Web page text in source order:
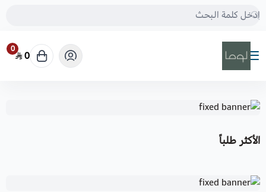
شركة منهل الامداد القابضة
0
0
الأكثر طلباً